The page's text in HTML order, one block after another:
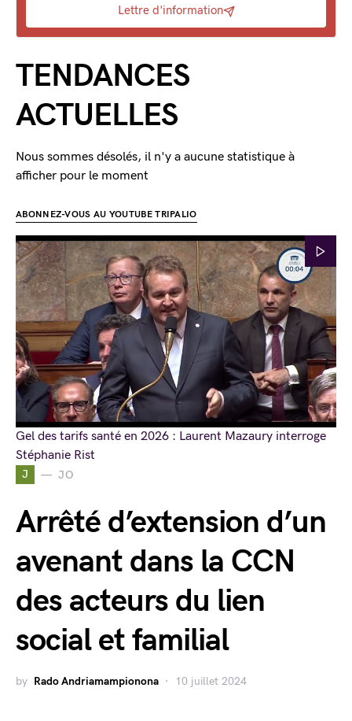
J JO
Arrêté d’extension d’un
avenant dans la CCN
des acteurs du lien
social et familial
by Rado Andriamampionona 10 juillet 2024
Lettre d'information
TENDANCES
ACTUELLES
Nous sommes désolés, il n'y a aucune statistique à
afficher pour le moment
ABONNEZ-VOUS AU YOUTUBE TRIPALIO
Gel des tarifs santé en 2026 : Laurent Mazaury interroge
Stéphanie Rist